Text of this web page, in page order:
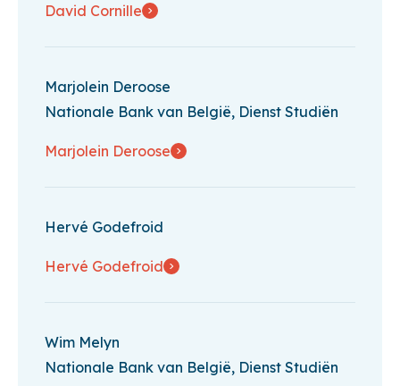
David Cornille
Marjolein Deroose
Nationale Bank van België, Dienst Studiën
Marjolein Deroose
Hervé Godefroid
Hervé Godefroid
Wim Melyn
Nationale Bank van België, Dienst Studiën